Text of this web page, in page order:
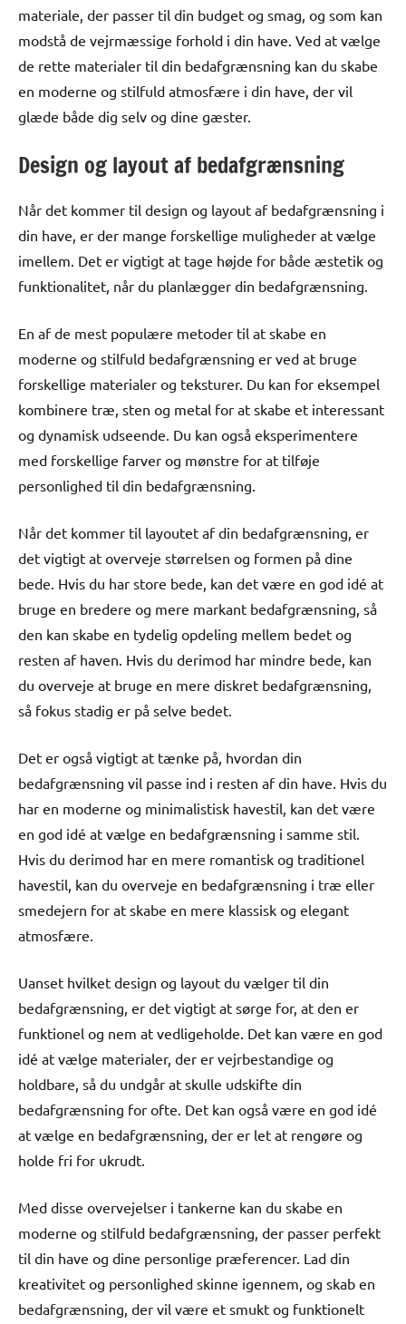
materiale, der passer til din budget og smag, og som kan
modstå de vejrmæssige forhold i din have. Ved at vælge
de rette materialer til din bedafgrænsning kan du skabe
en moderne og stilfuld atmosfære i din have, der vil
glæde både dig selv og dine gæster.
Design og layout af bedafgrænsning
Når det kommer til design og layout af bedafgrænsning i
din have, er der mange forskellige muligheder at vælge
imellem. Det er vigtigt at tage højde for både æstetik og
funktionalitet, når du planlægger din bedafgrænsning.
En af de mest populære metoder til at skabe en
moderne og stilfuld bedafgrænsning er ved at bruge
forskellige materialer og teksturer. Du kan for eksempel
kombinere træ, sten og metal for at skabe et interessant
og dynamisk udseende. Du kan også eksperimentere
med forskellige farver og mønstre for at tilføje
personlighed til din bedafgrænsning.
Når det kommer til layoutet af din bedafgrænsning, er
det vigtigt at overveje størrelsen og formen på dine
bede. Hvis du har store bede, kan det være en god idé at
bruge en bredere og mere markant bedafgrænsning, så
den kan skabe en tydelig opdeling mellem bedet og
resten af haven. Hvis du derimod har mindre bede, kan
du overveje at bruge en mere diskret bedafgrænsning,
så fokus stadig er på selve bedet.
Det er også vigtigt at tænke på, hvordan din
bedafgrænsning vil passe ind i resten af din have. Hvis du
har en moderne og minimalistisk havestil, kan det være
en god idé at vælge en bedafgrænsning i samme stil.
Hvis du derimod har en mere romantisk og traditionel
havestil, kan du overveje en bedafgrænsning i træ eller
smedejern for at skabe en mere klassisk og elegant
atmosfære.
Uanset hvilket design og layout du vælger til din
bedafgrænsning, er det vigtigt at sørge for, at den er
funktionel og nem at vedligeholde. Det kan være en god
idé at vælge materialer, der er vejrbestandige og
holdbare, så du undgår at skulle udskifte din
bedafgrænsning for ofte. Det kan også være en god idé
at vælge en bedafgrænsning, der er let at rengøre og
holde fri for ukrudt.
Med disse overvejelser i tankerne kan du skabe en
moderne og stilfuld bedafgrænsning, der passer perfekt
til din have og dine personlige præferencer. Lad din
kreativitet og personlighed skinne igennem, og skab en
bedafgrænsning, der vil være et smukt og funktionelt